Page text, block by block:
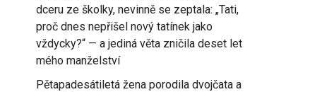
dceru ze školky, nevinně se zeptala: „Tati,
proč dnes nepřišel nový tatínek jako
vždycky?“ — a jediná věta zničila deset let
mého manželství
Pětapadesátiletá žena porodila dvojčata a